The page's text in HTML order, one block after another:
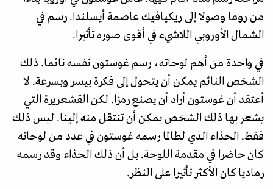
من روما وصولا إلى ريكيافيك عاصمة أيسلندا. رسم في
الشمال الأوروبي اللاشيء في أقوى صوره تأثيرا.
في واحدة من أهم لوحاته، رسم غوستون نفسه نائما. ذلك
الشخص النائم يمكن أن يتحول إلى فكرة بيسر وبسرعة. لا
أعتقد أن غوستون أراد أن يصنع رمزا. لكن القشعريرة التي
يشعر بها ذلك الشخص يمكن أن تنتقل منه إلينا. ليس ذلك
فقط. الحذاء الذي لطالما رسمه غوستون في عدد من لوحاته
كان حاضرا في مقدمة اللوحة. بل أن ذلك الحذاء وقد رسمه
رماديا كان الأكثر تأثيرا على النظر.